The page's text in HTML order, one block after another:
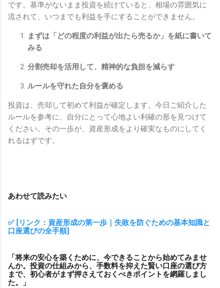
です。基準がないまま投資を続けていると、相場の雰囲気に
流されて、いつまでも利益を手にすることができません。
まずは「どの程度の利益が出たら売るか」を紙に書いて
みる
分割売却を活用して、精神的な負担を減らす
ルールを守れた自分を褒める
投資は、売却して初めて利益が確定します。今日ご紹介した
ルールを参考に、自分にとって心地よい利確の形を見つけて
ください。その一歩が、資産形成をより確実なものにしてく
れるはずです。
あわせて読みたい
✅ [リンク：資産形成の第一歩｜失敗を防ぐための基本知識と
口座選びの全手順]
「将来の安心を築くために、今できることから始めてみませ
んか。投資の仕組みから、手数料を抑えた賢い口座の選び方
まで、初心者がまず押さえておくべきポイントを網羅しまし
た。」